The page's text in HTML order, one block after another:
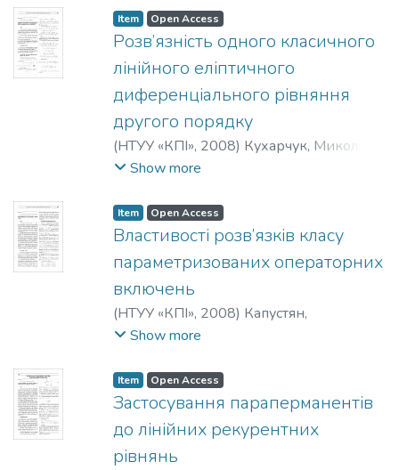
Item Open Access
Розв’язність одного класичного
лінійного еліптичного
диференціального рівняння
другого порядку
(НТУУ «КПІ», 2008) Кухарчук, Микола
Макарович;Яременко, Микола Іванович
Show more
Item Open Access
Властивості розв’язків класу
параметризованих операторних
включень
(НТУУ «КПІ», 2008) Капустян,
Володимир Омелянович
Show more
Item Open Access
Застосування параперманентів
до лінійних рекурентних
рівнянь